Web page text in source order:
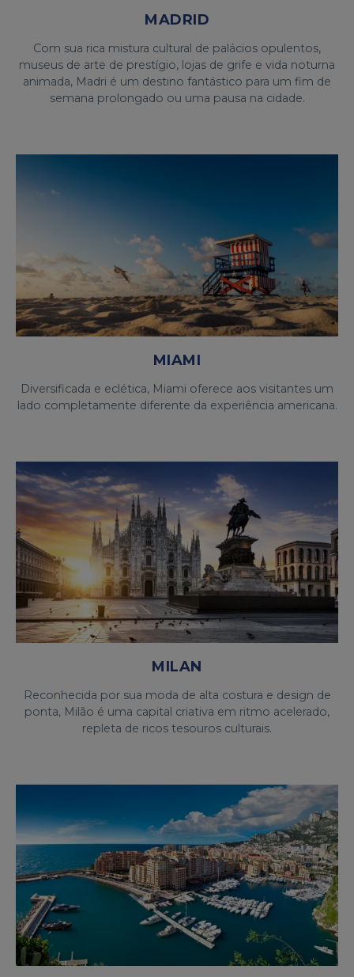
MADRID
Com sua rica mistura cultural de palácios opulentos,
museus de arte de prestígio, lojas de grife e vida noturna
animada, Madri é um destino fantástico para um fim de
semana prolongado ou uma pausa na cidade.
MIAMI
Diversificada e eclética, Miami oferece aos visitantes um
lado completamente diferente da experiência americana.
MILAN
Reconhecida por sua moda de alta costura e design de
ponta, Milão é uma capital criativa em ritmo acelerado,
repleta de ricos tesouros culturais.